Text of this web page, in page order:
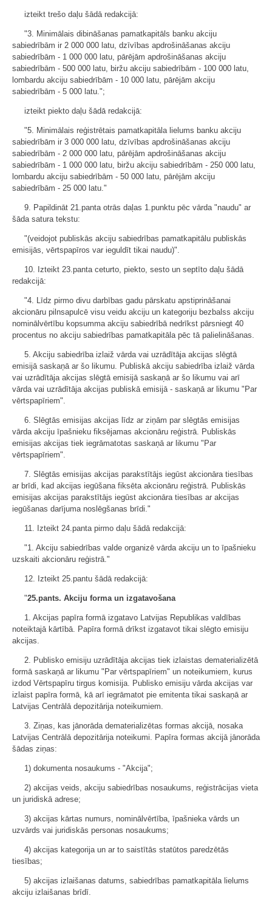
izteikt trešo daļu šādā redakcijā:
"3. Minimālais dibināšanas pamatkapitāls banku akciju
sabiedrībām ir 2 000 000 latu, dzīvības apdrošināšanas akciju
sabiedrībām - 1 000 000 latu, pārējām apdrošināšanas akciju
sabiedrībām - 500 000 latu, biržu akciju sabiedrībām - 100 000 latu,
lombardu akciju sabiedrībām - 10 000 latu, pārējām akciju
sabiedrībām - 5 000 latu.";
izteikt piekto daļu šādā redakcijā:
"5. Minimālais reģistrētais pamatkapitāla lielums banku akciju
sabiedrībām ir 3 000 000 latu, dzīvības apdrošināšanas akciju
sabiedrībām - 2 000 000 latu, pārējām apdrošināšanas akciju
sabiedrībām - 1 000 000 latu, biržu akciju sabiedrībām - 250 000 latu,
lombardu akciju sabiedrībām - 50 000 latu, pārējām akciju
sabiedrībām - 25 000 latu."
9. Papildināt 21.panta otrās daļas 1.punktu pēc vārda "naudu" ar
šāda satura tekstu:
"(veidojot publiskās akciju sabiedrības pamatkapitālu publiskās
emisijās, vērtspapīros var ieguldīt tikai naudu)".
10. Izteikt 23.panta ceturto, piekto, sesto un septīto daļu šādā
redakcijā:
"4. Līdz pirmo divu darbības gadu pārskatu apstiprināšanai
akcionāru pilnsapulcē visu veidu akciju un kategoriju bezbalss akciju
nominālvērtību kopsumma akciju sabiedrībā nedrīkst pārsniegt 40
procentus no akciju sabiedrības pamatkapitāla pēc tā palielināšanas.
5. Akciju sabiedrība izlaiž vārda vai uzrādītāja akcijas slēgtā
emisijā saskaņā ar šo likumu. Publiskā akciju sabiedrība izlaiž vārda
vai uzrādītāja akcijas slēgtā emisijā saskaņā ar šo likumu vai arī
vārda vai uzrādītāja akcijas publiskā emisijā - saskaņā ar likumu "Par
vērtspapīriem".
6. Slēgtās emisijas akcijas līdz ar ziņām par slēgtās emisijas
vārda akciju īpašnieku fiksējamas akcionāru reģistrā. Publiskās
emisijas akcijas tiek iegrāmatotas saskaņā ar likumu "Par
vērtspapīriem".
7. Slēgtās emisijas akcijas parakstītājs iegūst akcionāra tiesības
ar brīdi, kad akcijas iegūšana fiksēta akcionāru reģistrā. Publiskās
emisijas akcijas parakstītājs iegūst akcionāra tiesības ar akcijas
iegūšanas darījuma noslēgšanas brīdi."
11. Izteikt 24.panta pirmo daļu šādā redakcijā:
"1. Akciju sabiedrības valde organizē vārda akciju un to īpašnieku
uzskaiti akcionāru reģistrā."
12. Izteikt 25.pantu šādā redakcijā:
"25.pants. Akciju forma un izgatavošana
1. Akcijas papīra formā izgatavo Latvijas Republikas valdības
noteiktajā kārtībā. Papīra formā drīkst izgatavot tikai slēgto emisiju
akcijas.
2. Publisko emisiju uzrādītāja akcijas tiek izlaistas dematerializētā
formā saskaņā ar likumu "Par vērtspapīriem" un noteikumiem, kurus
izdod Vērtspapīru tirgus komisija. Publisko emisiju vārda akcijas var
izlaist papīra formā, kā arī iegrāmatot pie emitenta tikai saskaņā ar
Latvijas Centrālā depozitārija noteikumiem.
3. Ziņas, kas jānorāda dematerializētas formas akcijā, nosaka
Latvijas Centrālā depozitārija noteikumi. Papīra formas akcijā jānorāda
šādas ziņas:
1) dokumenta nosaukums - "Akcija";
2) akcijas veids, akciju sabiedrības nosaukums, reģistrācijas vieta
un juridiskā adrese;
3) akcijas kārtas numurs, nominālvērtība, īpašnieka vārds un
uzvārds vai juridiskās personas nosaukums;
4) akcijas kategorija un ar to saistītās statūtos paredzētās
tiesības;
5) akcijas izlaišanas datums, sabiedrības pamatkapitāla lielums
akciju izlaišanas brīdī.